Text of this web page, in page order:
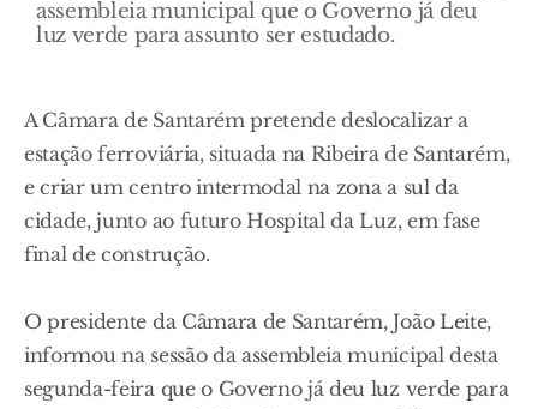
assembleia municipal que o Governo já deu
luz verde para assunto ser estudado.
A Câmara de Santarém pretende deslocalizar a
estação ferroviária, situada na Ribeira de Santarém,
e criar um centro intermodal na zona a sul da
cidade, junto ao futuro Hospital da Luz, em fase
final de construção.
O presidente da Câmara de Santarém, João Leite,
informou na sessão da assembleia municipal desta
segunda-feira que o Governo já deu luz verde para